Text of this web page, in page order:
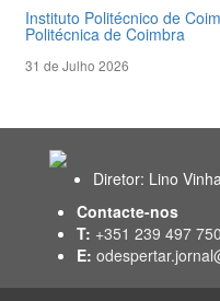
Instituto Politécnico de
Politécnica de Coimbra
31 de Julho 2026
Diretor: Lino
Contacte-nos
T: +351 239 497 750
E: